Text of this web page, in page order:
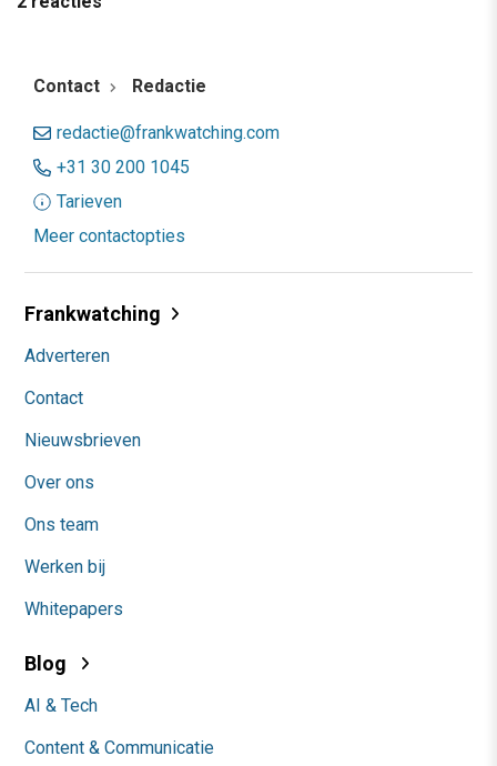
Contact Redactie
redactie@frankwatching.com
+31 30 200 1045
Tarieven
Meer contactopties
Frankwatching
Adverteren
Contact
Nieuwsbrieven
Over ons
Ons team
Werken bij
Whitepapers
Blog
AI & Tech
Content & Communicatie